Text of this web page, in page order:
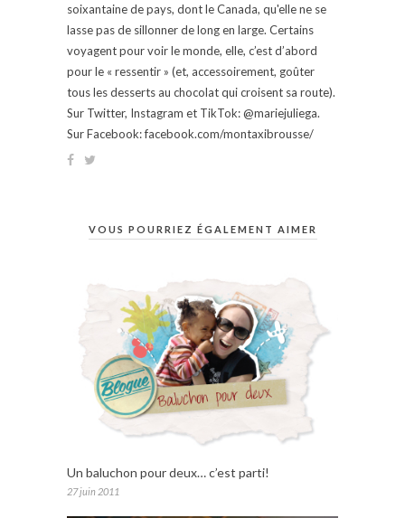
soixantaine de pays, dont le Canada, qu'elle ne se
lasse pas de sillonner de long en large. Certains
voyagent pour voir le monde, elle, c’est d’abord
pour le « ressentir » (et, accessoirement, goûter
tous les desserts au chocolat qui croisent sa route).
Sur Twitter, Instagram et TikTok: @mariejuliega.
Sur Facebook: facebook.com/montaxibrousse/
VOUS POURRIEZ ÉGALEMENT AIMER
Un baluchon pour deux… c’est parti!
27 juin 2011